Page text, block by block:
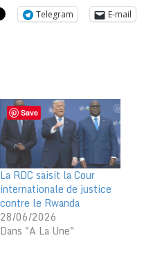
Telegram
E-mail
La RDC saisit la Cour
internationale de justice
contre le Rwanda
28/06/2026
Dans "A La Une"
Save